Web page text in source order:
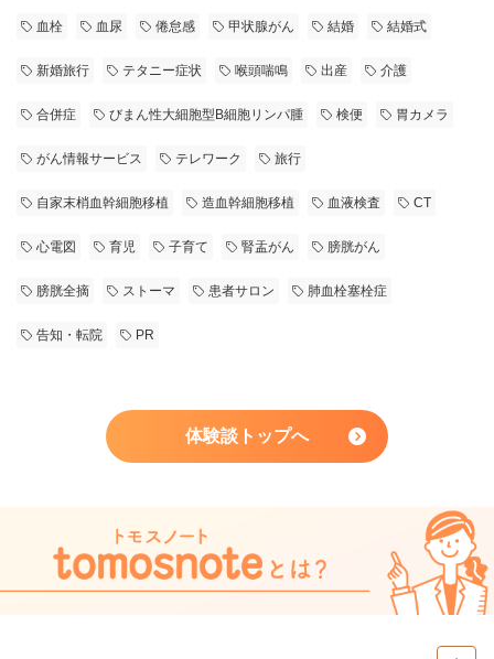
血栓 血尿 倦怠感 甲状腺がん 結婚 結婚式
新婚旅行 テタニー症状 喉頭喘鳴 出産 介護
合併症 びまん性大細胞型B細胞リンパ腫 検便 胃カメラ
がん情報サービス テレワーク 旅行
自家末梢血幹細胞移植 造血幹細胞移植 血液検査 CT
心電図 育児 子育て 腎盂がん 膀胱がん
膀胱全摘 ストーマ 患者サロン 肺血栓塞栓症
告知・転院 PR
体験談トップへ